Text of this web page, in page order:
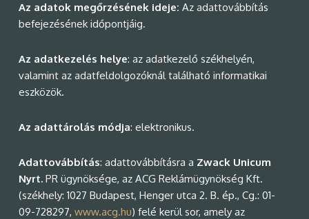
Az adatok megőrzésének ideje: Az adattovábbítás
befejezésének időpontjáig.
Az adatkezelés helye: az adatkezelő székhelyén,
valamint az adatfeldolgozóknál található informatikai
eszközök.
Az adattárolás módja: elektronikus.
Adattovábbítás: adattovábbításra a Zwack Unicum
Nyrt.PR ügynöksége, az ACG Reklámügynökség Kft.
(székhely: 1027 Budapest, Henger utca 2. B. ép., Cg.: 01-
09-728297, www.acg.hu) felé kerül sor, amely az